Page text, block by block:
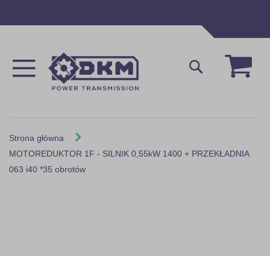
Mój
Szukaj
Strona główna
MOTOREDUKTOR 1F - SILNIK 0,55kW 1400 + PRZEKŁADNIA
063 i40 *35 obrotów